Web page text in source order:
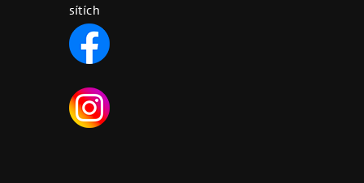
sítích